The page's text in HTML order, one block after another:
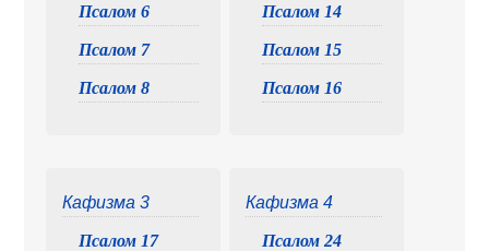
Псалом 6
Псалом 7
Псалом 8
Псалом 14
Псалом 15
Псалом 16
Кафизма 3
Псалом 17
Кафизма 4
Псалом 24